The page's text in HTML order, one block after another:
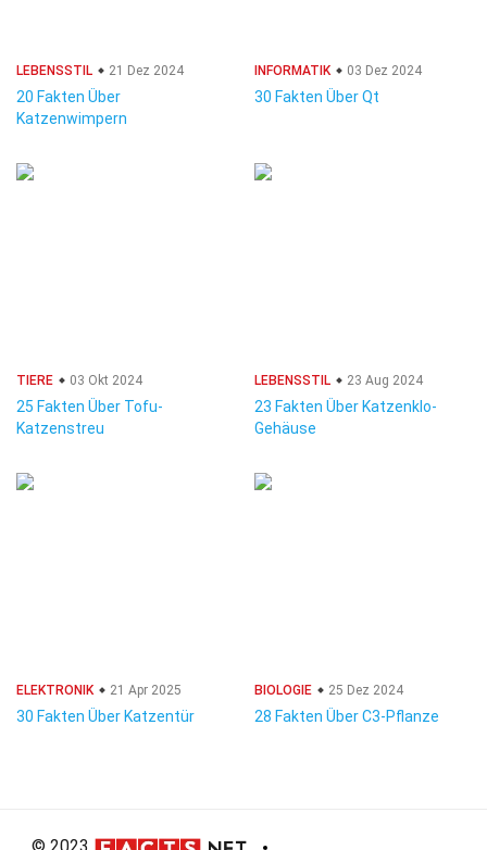
LEBENSSTIL 21 Dez 2024
20 Fakten Über
Katzenwimpern
INFORMATIK 03 Dez 2024
30 Fakten Über Qt
TIERE 03 Okt 2024
25 Fakten Über Tofu-
Katzenstreu
LEBENSSTIL 23 Aug 2024
23 Fakten Über Katzenklo-
Gehäuse
ELEKTRONIK 21 Apr 2025
30 Fakten Über Katzentür
BIOLOGIE 25 Dez 2024
28 Fakten Über C3-Pflanze